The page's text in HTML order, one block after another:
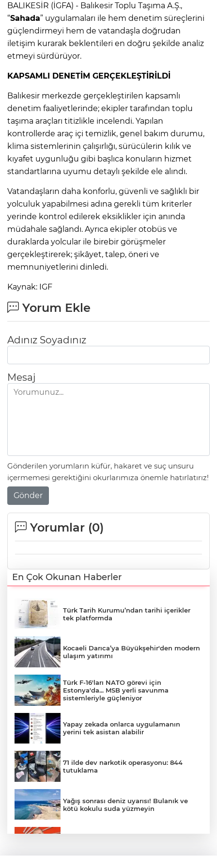
BALIKESİR (İGFA) - Balıkesir Toplu Taşıma A.Ş.,
“Sahada” uygulamaları ile hem denetim süreçlerini
güçlendirmeyi hem de vatandaşla doğrudan
iletişim kurarak beklentileri en doğru şekilde analiz
etmeyi sürdürüyor.
KAPSAMLI DENETİM GERÇEKLEŞTİRİLDİ
Balıkesir merkezde gerçekleştirilen kapsamlı
denetim faaliyetlerinde; ekipler tarafından toplu
taşıma araçları titizlikle incelendi. Yapılan
kontrollerde araç içi temizlik, genel bakım durumu,
klima sistemlerinin çalışırlığı, sürücülerin kılık ve
kıyafet uygunluğu gibi başlıca konuların hizmet
standartlarına uyumu detaylı şekilde ele alındı.
Vatandaşların daha konforlu, güvenli ve sağlıklı bir
yolculuk yapabilmesi adına gerekli tüm kriterler
yerinde kontrol edilerek eksiklikler için anında
müdahale sağlandı. Ayrıca ekipler otobüs ve
duraklarda yolcular ile birebir görüşmeler
gerçekleştirerek; şikâyet, talep, öneri ve
memnuniyetlerini dinledi.
Kaynak: IGF
Yorum Ekle
Adınız Soyadınız
Mesaj
Gönderilen yorumların küfür, hakaret ve suç unsuru
içermemesi gerektiğini okurlarımıza önemle hatırlatırız!
Gönder
Yorumlar (0)
En Çok Okunan Haberler
Türk Tarih Kurumu’ndan tarihi içerikler
tek platformda
Kocaeli Darıca’ya Büyükşehir'den modern
ulaşım yatırımı
Türk F-16'ları NATO görevi için
Estonya'da... MSB yerli savunma
sistemleriyle güçleniyor
Yapay zekada onlarca uygulamanın
yerini tek asistan alabilir
71 ilde dev narkotik operasyonu: 844
tutuklama
Yağış sonrası deniz uyarısı! Bulanık ve
kötü kokulu suda yüzmeyin